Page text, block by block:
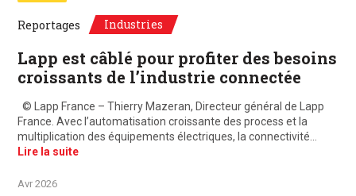
Reportages Industries
Lapp est câblé pour profiter des besoins
croissants de l’industrie connectée
© Lapp France – Thierry Mazeran, Directeur général de Lapp
France. Avec l’automatisation croissante des process et la
multiplication des équipements électriques, la connectivité…
Lire la suite
Avr 2026